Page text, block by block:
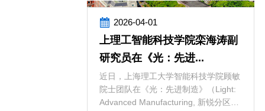
2026-04-01
上理工智能科技学院栾海涛副
研究员在《光：先进...
近日，上海理工大学智能科技学院顾敏
院士团队在《光：先进制造》（Light:
Advanced Manufacturing, 新锐分区一